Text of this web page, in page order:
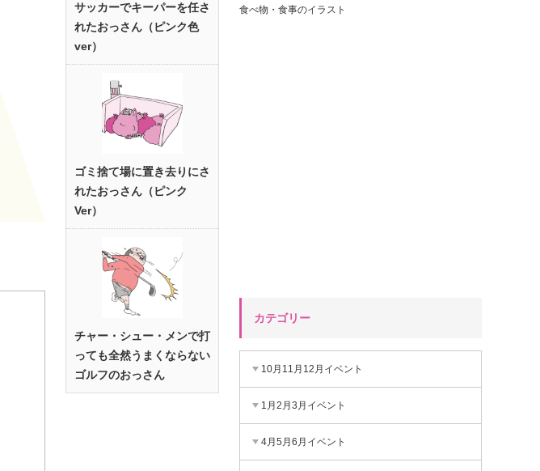
サッカーでキーパーを任さ
れたおっさん（ピンク色
ver）
ゴミ捨て場に置き去りにさ
れたおっさん（ピンク
Ver）
チャー・シュー・メンで打
っても全然うまくならない
ゴルフのおっさん
食べ物・食事のイラスト
カテゴリー
10月11月12月イベント
1月2月3月イベント
4月5月6月イベント